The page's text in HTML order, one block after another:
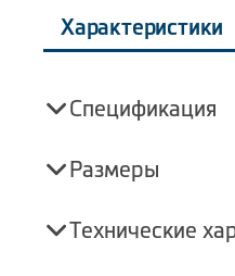
Характеристики
Спецификация
Размеры
Технические